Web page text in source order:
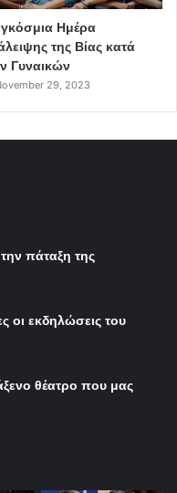
Ημέρα
της Βίας κατά
Γυναικών
29, 2023
πάταξη της
οι εκδηλώσεις του
θέατρο που μας